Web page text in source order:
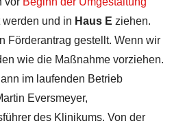
und in Haus E ziehen.
Förderantrag gestellt. Wenn wir
wie die Maßnahme vorziehen.
im laufenden Betrieb
Eversmeyer,
des Klinikums. Von der